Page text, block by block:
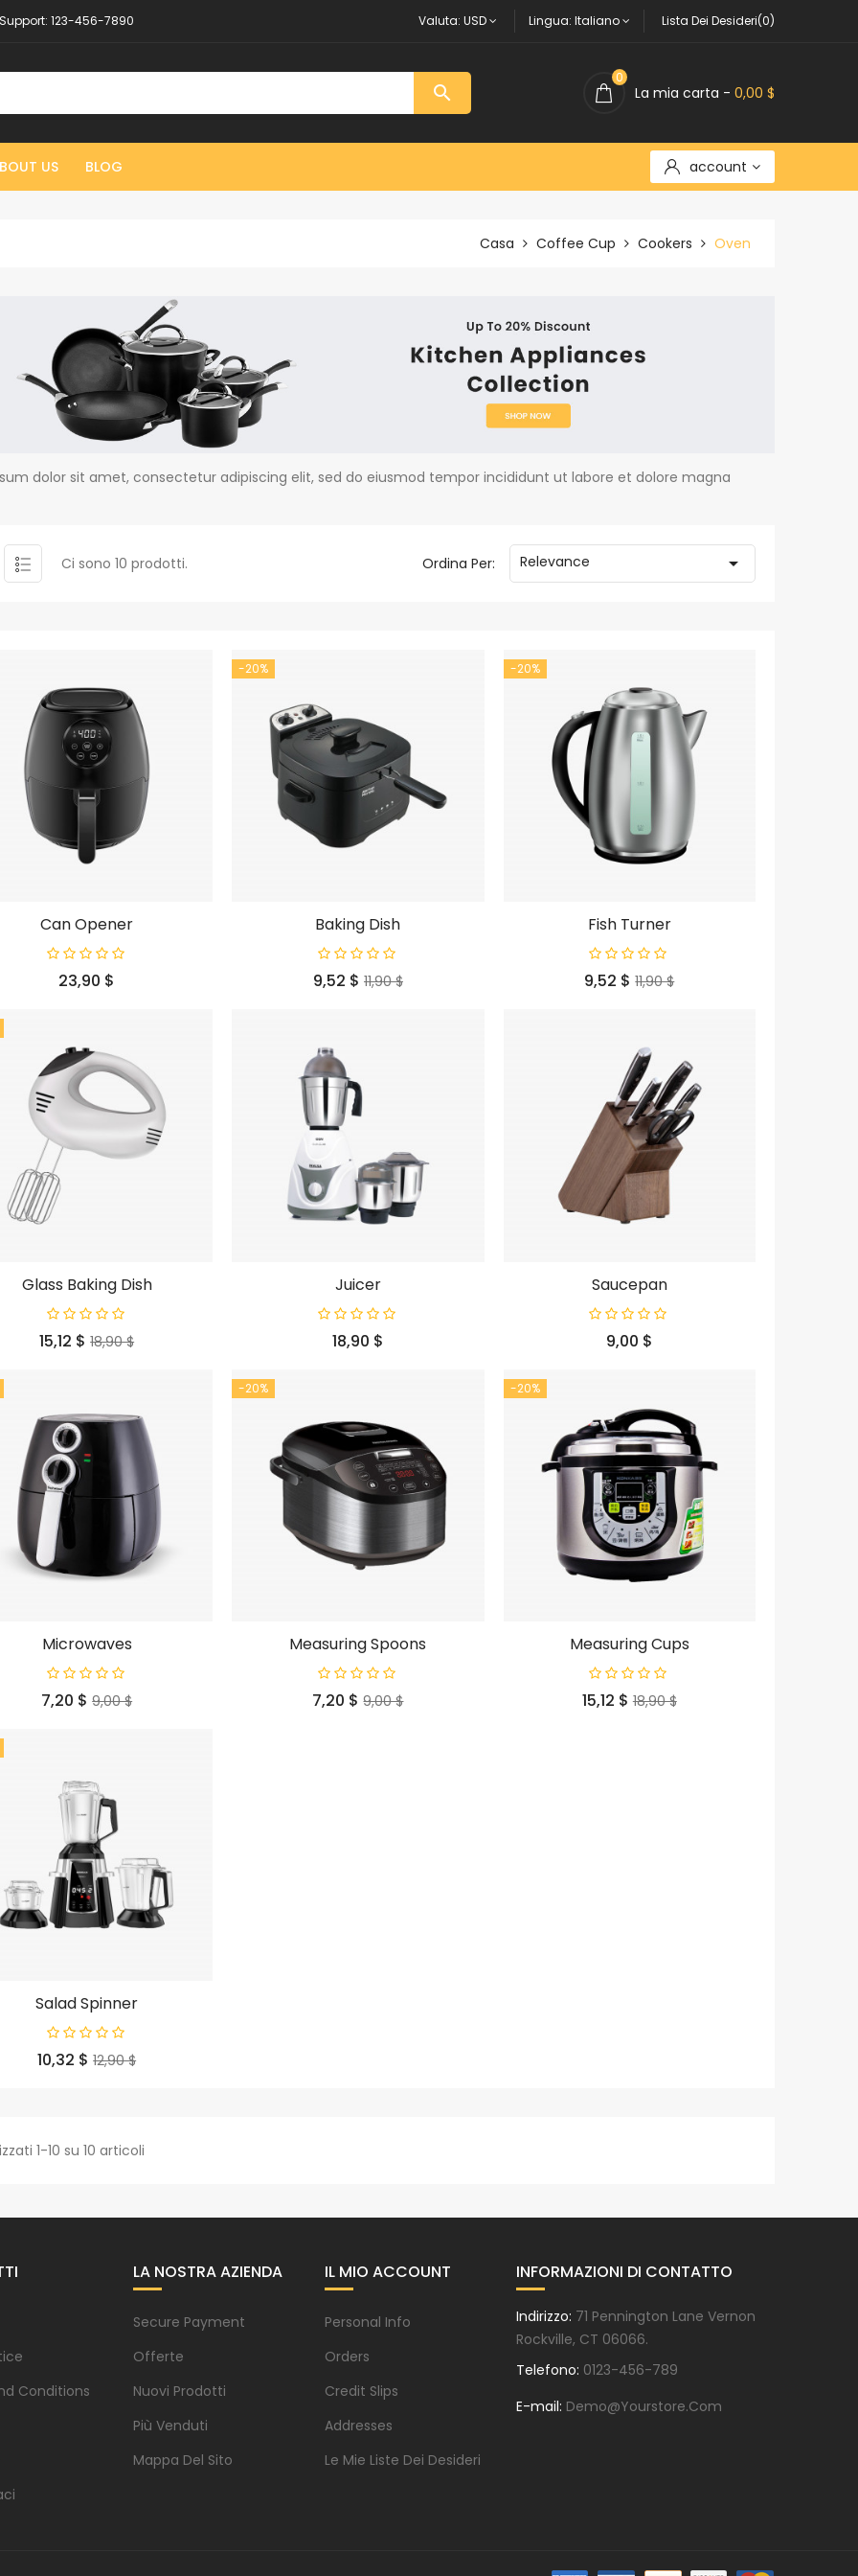
123-456-7890 Valuta: USD Lingua: Italiano Lista Dei Desideri(0)
 La mia carta - 0,00 $
0
US BLOG account
Casa Coffee Cup Cookers Oven
dolor sit amet, consectetur adipiscing elit, sed do eiusmod tempor incididunt ut labore et dolore magna
Ci sono 10 prodotti. Ordina Per: Relevance 
Can Opener
Prezzo
23,90 $
-20%
Baking Dish
Prezzo
9,52 $ Prezzo
11,90 $
-20%
Fish Turner
Prezzo
9,52 $ Prezzo
11,90 $
Glass Baking Dish
Prezzo
15,12 $ Prezzo
18,90 $
Juicer
Prezzo
18,90 $
Saucepan
Prezzo
9,00 $
Microwaves
Prezzo
7,20 $ Prezzo
9,00 $
-20%
Measuring Spoons
Prezzo
7,20 $ Prezzo
9,00 $
-20%
Measuring Cups
Prezzo
15,12 $ Prezzo
18,90 $
Salad Spinner
Prezzo
10,32 $ Prezzo
12,90 $
1-10 su 10 articoli
Conditions
LA NOSTRA AZIENDA
Secure Payment
Offerte
Nuovi Prodotti
Più Venduti
Mappa Del Sito
IL MIO ACCOUNT
Personal Info
Orders
Credit Slips
Addresses
Le Mie Liste Dei Desideri
INFORMAZIONI DI CONTATTO
Indirizzo: 71 Pennington Lane Vernon
Rockville, CT 06066.
Telefono: 0123-456-789
E-mail: Demo@yourstore.com